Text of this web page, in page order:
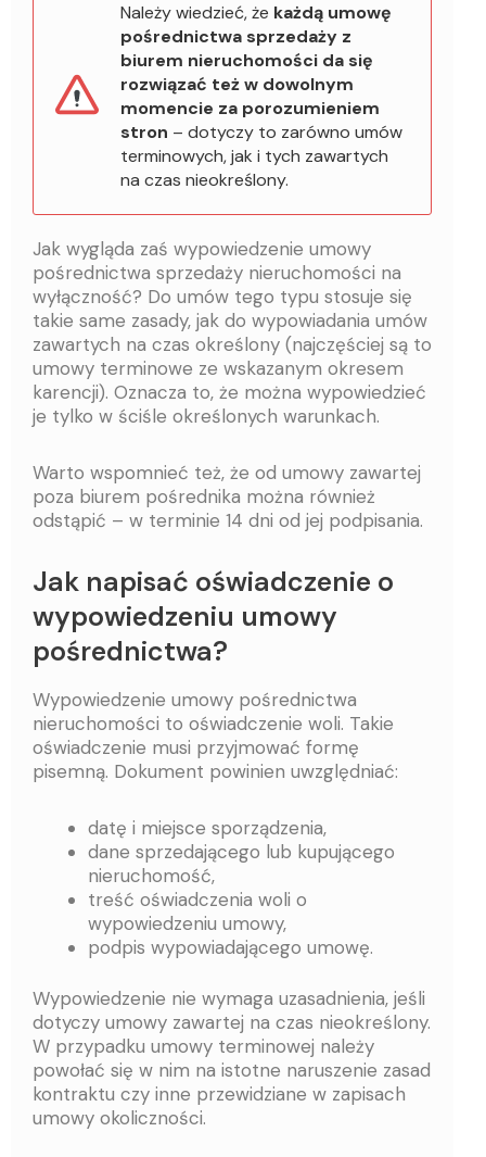
Należy wiedzieć, że każdą umowę
pośrednictwa sprzedaży z
biurem nieruchomości da się
rozwiązać też w dowolnym
momencie za porozumieniem
stron – dotyczy to zarówno umów
terminowych, jak i tych zawartych
na czas nieokreślony.
Jak wygląda zaś wypowiedzenie umowy
pośrednictwa sprzedaży nieruchomości na
wyłączność? Do umów tego typu stosuje się
takie same zasady, jak do wypowiadania umów
zawartych na czas określony (najczęściej są to
umowy terminowe ze wskazanym okresem
karencji). Oznacza to, że można wypowiedzieć
je tylko w ściśle określonych warunkach.
Warto wspomnieć też, że od umowy zawartej
poza biurem pośrednika można również
odstąpić – w terminie 14 dni od jej podpisania.
Jak napisać oświadczenie o
wypowiedzeniu umowy
pośrednictwa?
Wypowiedzenie umowy pośrednictwa
nieruchomości to oświadczenie woli. Takie
oświadczenie musi przyjmować formę
pisemną. Dokument powinien uwzględniać:
datę i miejsce sporządzenia,
dane sprzedającego lub kupującego
nieruchomość,
treść oświadczenia woli o
wypowiedzeniu umowy,
podpis wypowiadającego umowę.
Wypowiedzenie nie wymaga uzasadnienia, jeśli
dotyczy umowy zawartej na czas nieokreślony.
W przypadku umowy terminowej należy
powołać się w nim na istotne naruszenie zasad
kontraktu czy inne przewidziane w zapisach
umowy okoliczności.